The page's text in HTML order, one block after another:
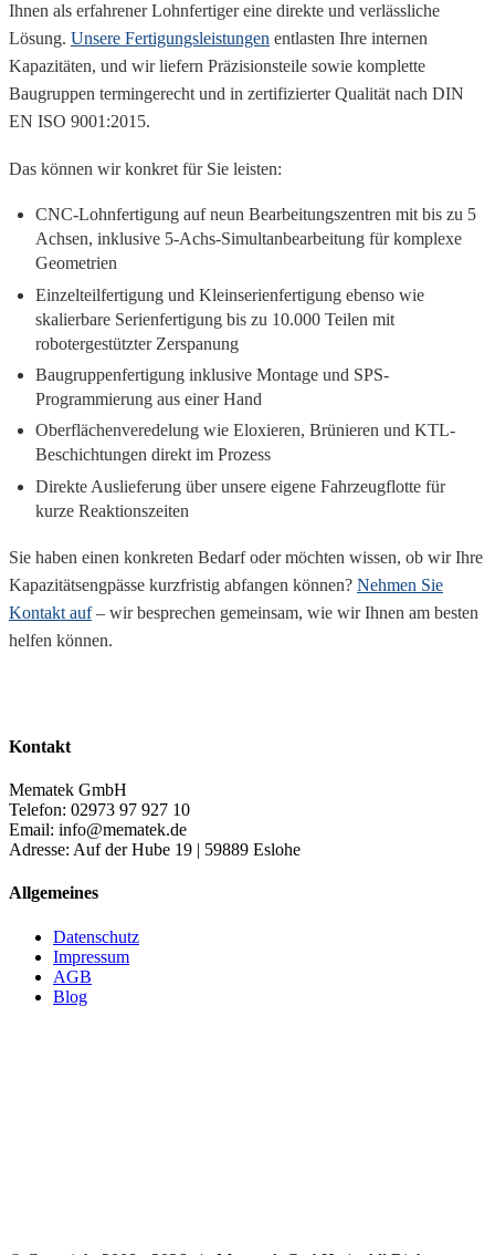
Ihnen als erfahrener Lohnfertiger eine direkte und verlässliche
Lösung. Unsere Fertigungsleistungen entlasten Ihre internen
Kapazitäten, und wir liefern Präzisionsteile sowie komplette
Baugruppen termingerecht und in zertifizierter Qualität nach DIN
EN ISO 9001:2015.
Das können wir konkret für Sie leisten:
CNC-Lohnfertigung auf neun Bearbeitungszentren mit bis zu 5
Achsen, inklusive 5-Achs-Simultanbearbeitung für komplexe
Geometrien
Einzelteilfertigung und Kleinserienfertigung ebenso wie
skalierbare Serienfertigung bis zu 10.000 Teilen mit
robotergestützter Zerspanung
Baugruppenfertigung inklusive Montage und SPS-
Programmierung aus einer Hand
Oberflächenveredelung wie Eloxieren, Brünieren und KTL-
Beschichtungen direkt im Prozess
Direkte Auslieferung über unsere eigene Fahrzeugflotte für
kurze Reaktionszeiten
Sie haben einen konkreten Bedarf oder möchten wissen, ob wir Ihre
Kapazitätsengpässe kurzfristig abfangen können? Nehmen Sie
Kontakt auf– wir besprechen gemeinsam, wie wir Ihnen am besten
helfen können.
Kontakt
Mematek GmbH
Telefon: 02973 97 927 10
Email: info@mematek.de
Adresse: Auf der Hube 19 | 59889 Eslohe
Allgemeines
Datenschutz
Impressum
AGB
Blog